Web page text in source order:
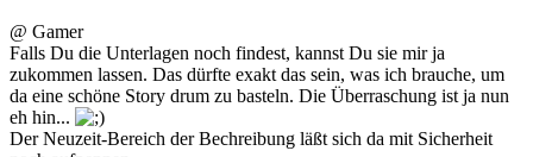
@ Gamer
Falls Du die Unterlagen noch findest, kannst Du sie mir ja
zukommen lassen. Das dürfte exakt das sein, was ich brauche, um
da eine schöne Story drum zu basteln. Die Überraschung ist ja nun
eh hin...
Der Neuzeit-Bereich der Bechreibung läßt sich da mit Sicherheit